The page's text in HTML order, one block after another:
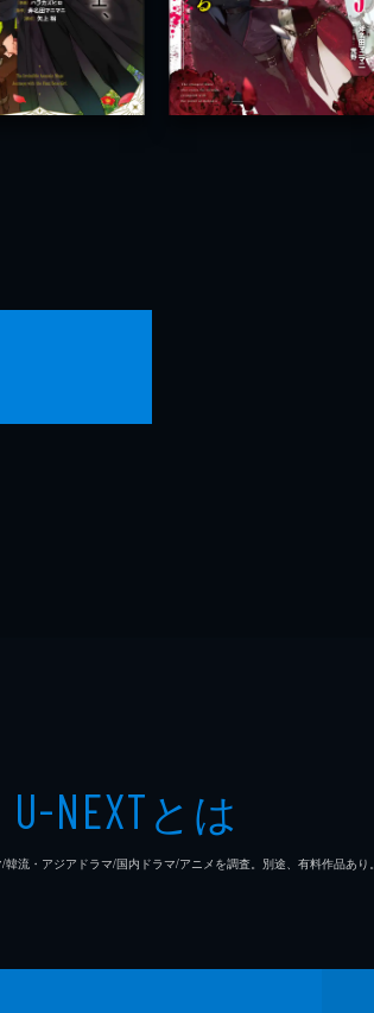
U-NEXTとは
・アジアドラマ/国内ドラマ/アニメを調査。別途、有料作品あり。